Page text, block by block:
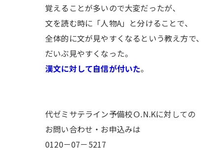
覚えることが多いので大変だったが、
文を読む時に「人物A」と分けることで、
全体的に文が見やすくなるという教え方で、
だいぶ見やすくなった。
漢文に対して自信が付いた
代ゼミサテライン予備校Ｏ.N.Kに対しての
お問い合わせ・お申込みは
0120－07－5217